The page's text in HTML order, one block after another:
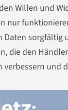
Willen und
nur
sorgfältig
die den
und